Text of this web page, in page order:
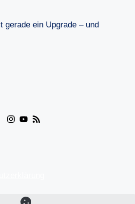
gerade ein Upgrade – und